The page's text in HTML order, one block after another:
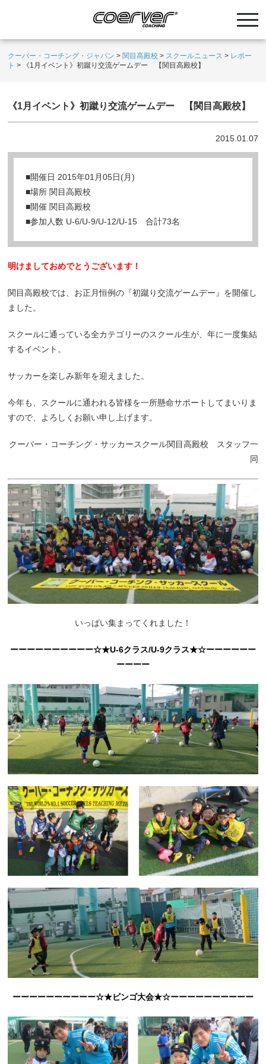
クーバー・コーチング・ジャパン > 関目高殿校 > スクールニュース > レポー
ト > 《1月イベント》初蹴り交流ゲームデー 【関目高殿校】
《1月イベント》初蹴り交流ゲームデー 【関目高殿校】
2015.01.07
■開催日 2015年01月05日(月)
■場所 関目高殿校
■開催 関目高殿校
■参加人数 U-6/U-9/U-12/U-15 合計73名
明けましておめでとうございます！
関目高殿校では、お正月恒例の『初蹴り交流ゲームデー』を開催し
ました。
スクールに通っている全カテゴリーのスクール生が、年に一度集結
するイベント。
サッカーを楽しみ新年を迎えました。
今年も、スクールに通われる皆様を一所懸命サポートしてまいりま
すので、よろしくお願い申し上げます。
クーバー・コーチング・サッカースクール関目高殿校 スタッフ一
同
いっぱい集まってくれました！
ーーーーーーーーーー☆★U-6クラス/U-9クラス★☆ーーーーーー
ーーーー
ーーーーーーーーーー☆★ビンゴ大会★☆ーーーーーーーーーー